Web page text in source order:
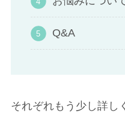
Q&A
それぞれもう少し詳し